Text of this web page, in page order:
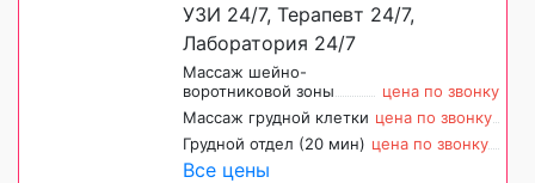
УЗИ 24/7, Терапевт 24/7,
Лаборатория 24/7
Массаж шейно-
воротниковой зоны
цена по звонку
Массаж грудной клетки цена по звонку
Грудной отдел (20 мин) цена по звонку
Все цены